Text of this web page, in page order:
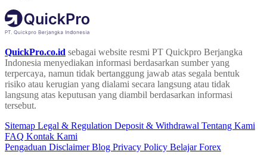
QuickPro.co.id sebagai website resmi PT Quickpro Berjangka
Indonesia menyediakan informasi berdasarkan sumber yang
terpercaya, namun tidak bertanggung jawab atas segala bentuk
risiko atau kerugian yang dialami secara langsung atau tidak
langsung atas keputusan yang diambil berdasarkan informasi
tersebut.
Sitemap Legal & Regulation Deposit & Withdrawal Tentang Kami
FAQ Kontak Kami
Pengaduan DisclaimerBlog Privacy Policy Belajar Forex